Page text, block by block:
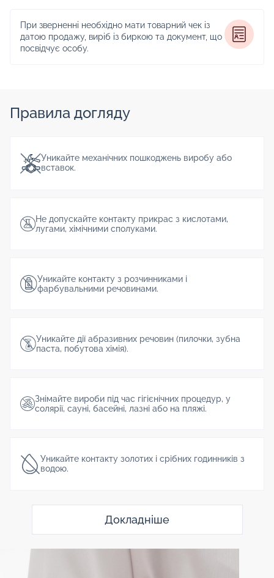
При зверненні необхідно мати товарний чек із
датою продажу, виріб із биркою та документ, що
посвідчує особу.
Правила догляду
Уникайте механічних пошкоджень виробу або
вставок.
Не допускайте контакту прикрас з кислотами,
лугами, хімічними сполуками.
Уникайте контакту з розчинниками і
фарбувальними речовинами.
Уникайте дії абразивних речовин (пилочки, зубна
паста, побутова хімія).
Знімайте вироби під час гігієнічних процедур, у
солярії, сауні, басейні, лазні або на пляжі.
Уникайте контакту золотих і срібних годинників з
водою.
Докладніше